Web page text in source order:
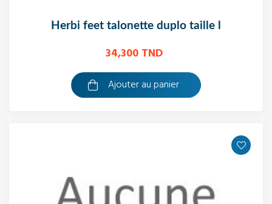
herbi feet talonette duplo taille l
34,300 TND
Ajouter au panier